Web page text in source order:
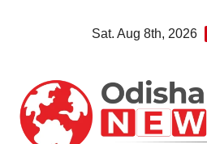
Sat. Aug 8th, 2026